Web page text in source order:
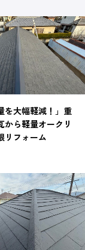
を大幅軽減！」重
から軽量オークリ
リフォーム